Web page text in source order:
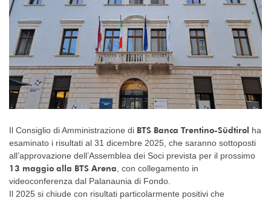
Il Consiglio di Amministrazione di BTS Banca Trentino-Südtirol ha
esaminato i risultati al 31 dicembre 2025, che saranno sottoposti
all’approvazione dell’Assemblea dei Soci prevista per il prossimo
13 maggio alla BTS Arena , con collegamento in
videoconferenza dal Palanaunia di Fondo.
Il 2025 si chiude con risultati particolarmente positivi che